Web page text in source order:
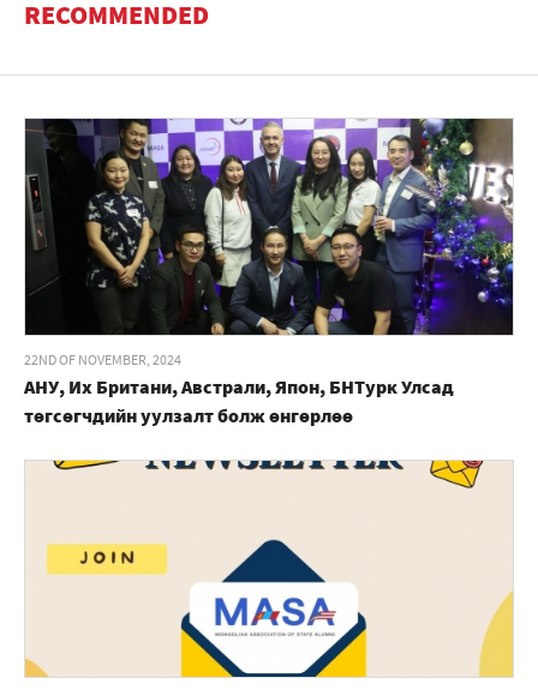
RECOMMENDED
22ND OF NOVEMBER, 2024
АНУ, Их Британи, Австрали, Япон, БНТурк Улсад
төгсөгчдийн уулзалт болж өнгөрлөө